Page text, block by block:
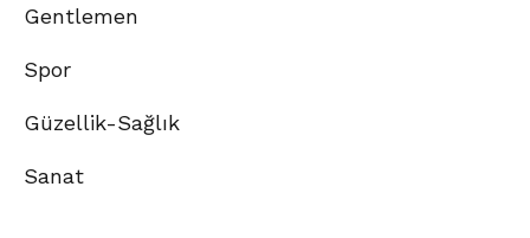
Gentlemen
Spor
Güzellik-Sağlık
Sanat